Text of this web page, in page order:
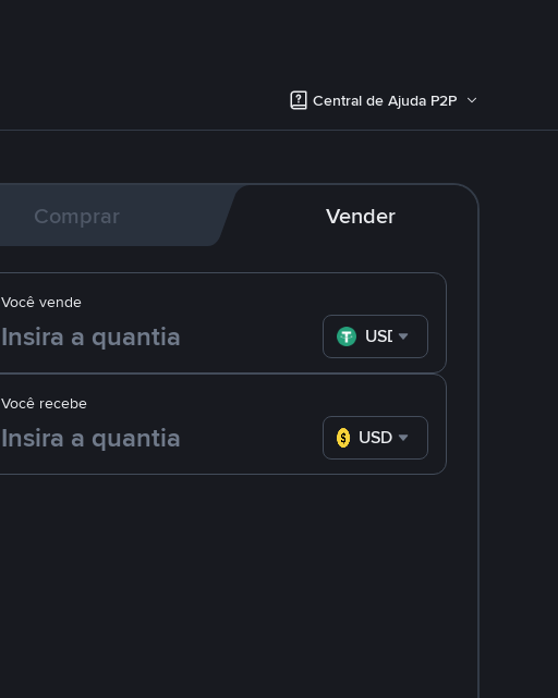
Central de Ajuda P2P
Comprar Vender
Você recebe
USD
Você vende
USDT